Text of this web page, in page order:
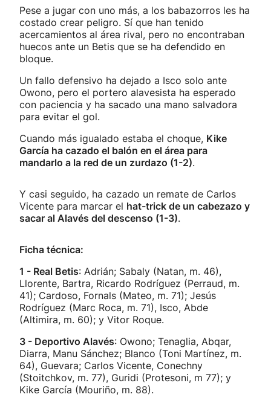
Pese a jugar con uno más, a los babazorros les ha
costado crear peligro. Sí que han tenido
acercamientos al área rival, pero no encontraban
huecos ante un Betis que se ha defendido en
bloque.
Un fallo defensivo ha dejado a Isco solo ante
Owono, pero el portero alavesista ha esperado
con paciencia y ha sacado una mano salvadora
para evitar el gol.
Cuando más igualado estaba el choque, Kike
García ha cazado el balón en el área para
mandarlo a la red de un zurdazo (1-2).
Y casi seguido, ha cazado un remate de Carlos
Vicente para marcar el hat-trick de un cabezazo y
sacar al Alavés del descenso (1-3).
Ficha técnica:
1 - Real Betis: Adrián; Sabaly (Natan, m. 46),
Llorente, Bartra, Ricardo Rodríguez (Perraud, m.
41); Cardoso, Fornals (Mateo, m. 71); Jesús
Rodríguez (Marc Roca, m. 71), Isco, Abde
(Altimira, m. 60); y Vitor Roque.
3 - Deportivo Alavés: Owono; Tenaglia, Abqar,
Diarra, Manu Sánchez; Blanco (Toni Martínez, m.
64), Guevara; Carlos Vicente, Conechny
(Stoitchkov, m. 77), Guridi (Protesoni, m 77); y
Kike García (Mouriño, m. 88).